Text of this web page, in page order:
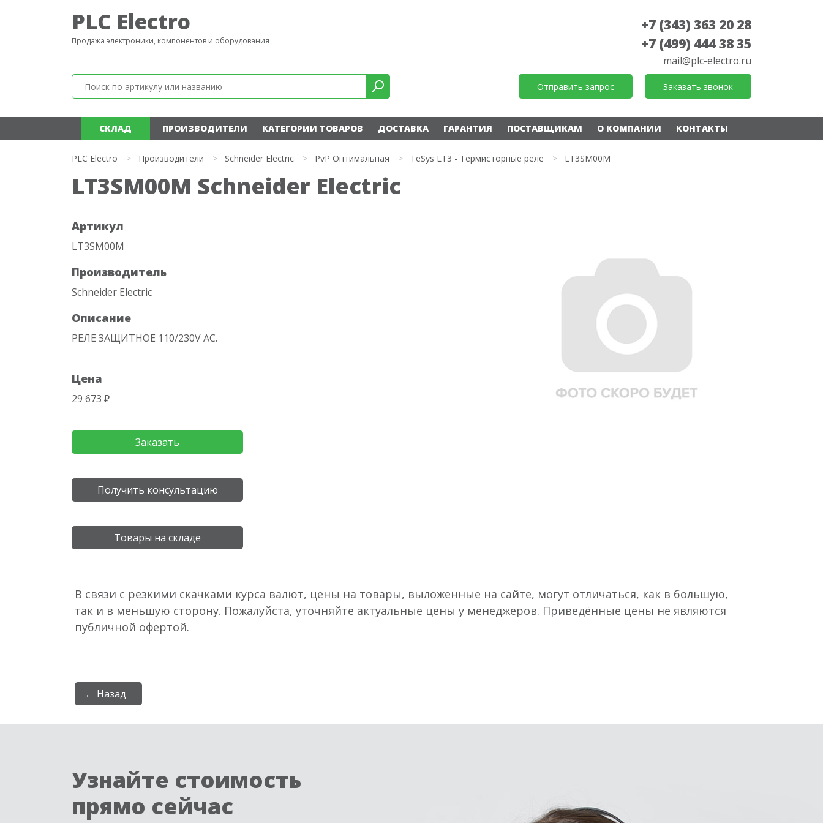
PLC Electro
Продажа электроники, компонентов и оборудования
+7 (343) 363 20 28
+7 (499) 444 38 35
mail@plc-electro.ru
Отправить запрос Заказать звонок
СКЛАД ПРОИЗВОДИТЕЛИ КАТЕГОРИИ ТОВАРОВ ДОСТАВКА ГАРАНТИЯ ПОСТАВЩИКАМ О КОМПАНИИ КОНТАКТЫ
PLC Electro > Производители > Schneider Electric > PvP Оптимальная > TeSys LT3 - Термисторные реле > LT3SM00M
LT3SM00M Schneider Electric
Артикул
LT3SM00M
Производитель
Schneider Electric
Описание
РЕЛЕ ЗАЩИТНОЕ 110/230V AC.
Цена
29 673 ₽
Заказать
Получить консультацию
Товары на складе
В связи с резкими скачками курса валют, цены на товары, выложенные на сайте, могут отличаться, как в большую,
так и в меньшую сторону. Пожалуйста, уточняйте актуальные цены у менеджеров. Приведённые цены не являются
публичной офертой.
← Назад
Узнайте стоимость
прямо сейчас